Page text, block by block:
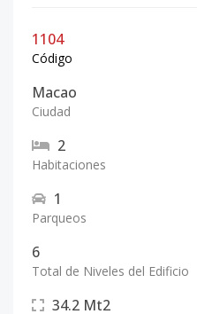
1104
Código
Macao
Ciudad
2
Habitaciones
1
Parqueos
6
Total de Niveles del Edificio
34.2 Mt2